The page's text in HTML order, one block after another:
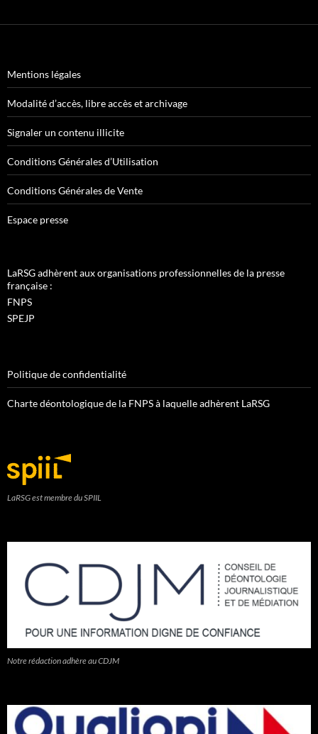
Mentions légales
Modalité d’accès, libre accès et archivage
Signaler un contenu illicite
Conditions Générales d’Utilisation
Conditions Générales de Vente
Espace presse
LaRSG adhèrent aux organisations professionnelles de la presse
française :
FNPS
SPEJP
Politique de confidentialité
Charte déontologique de la FNPS à laquelle adhèrent LaRSG
LaRSG est membre du SPIIL
Notre rédaction adhère au CDJM